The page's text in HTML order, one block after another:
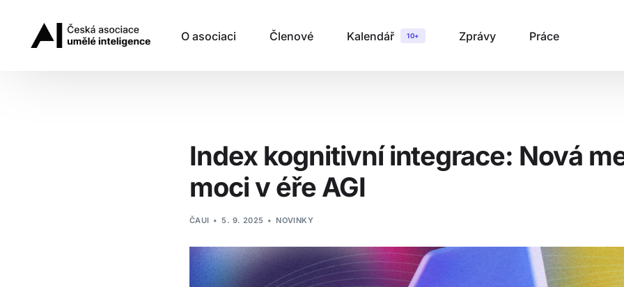
O asociaci Členové Kalendář 10+ Zprávy Práce
Index kognitivní integrace: Nová
moci v éře AGI
ČAUI 5. 9. 2025 NOVINKY